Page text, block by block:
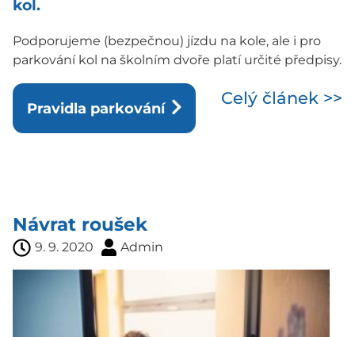
kol.
Podporujeme (bezpečnou) jízdu na kole, ale i pro
parkování kol na školním dvoře platí určité předpisy.
Pravidla parkování Celý článek >>
Návrat roušek
9. 9. 2020 Admin